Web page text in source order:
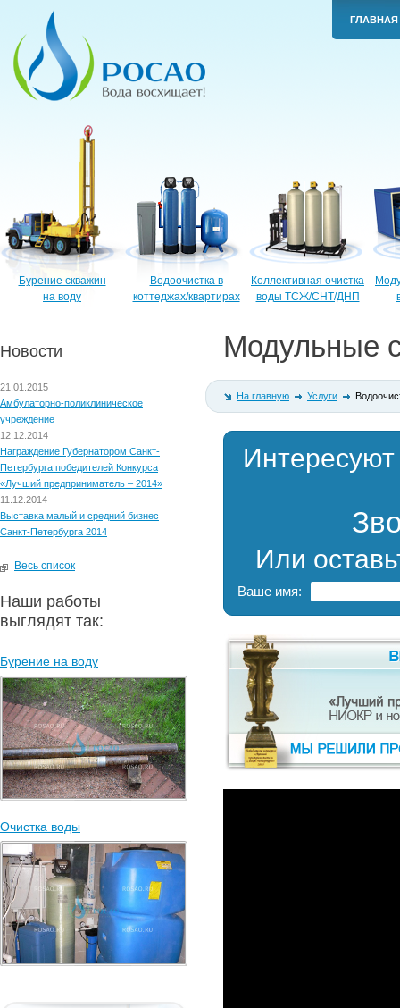
ГЛАВНАЯ
Бурение скважин
на воду
Водоочистка в
коттеджах/квартирах
Коллективная очистка
воды ТСЖ/СНТ/ДНП
Новости
21.01.2015
Амбулаторно-поликлиническое
учреждение
12.12.2014
Награждение Губернатором Санкт-
Петербурга победителей Конкурса
«Лучший предприниматель – 2014»
11.12.2014
Выставка малый и средний бизнес
Санкт-Петербурга 2014
Весь список
Наши работы
выглядят так:
Бурение на воду
Очистка воды
Модульные
На главную Услуги
Или
Ваше имя: